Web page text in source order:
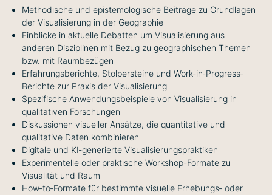
Methodische und epistemologische Beiträge zu Grundlagen
der Visualisierung in der Geographie
Einblicke in aktuelle Debatten um Visualisierung aus
anderen Disziplinen mit Bezug zu geographischen Themen
bzw. mit Raumbezügen
Erfahrungsberichte, Stolpersteine und Work‐in‐Progress‐
Berichte zur Praxis der Visualisierung
Spezifische Anwendungsbeispiele von Visualisierung in
qualitativen Forschungen
Diskussionen visueller Ansätze, die quantitative und
qualitative Daten kombinieren
Digitale und KI‐generierte Visualisierungspraktiken
Experimentelle oder praktische Workshop-Formate zu
Visualität und Raum
How‐to‐Formate für bestimmte visuelle Erhebungs‐ oder